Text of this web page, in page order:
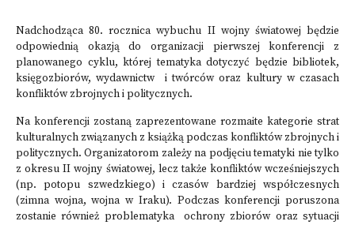
Nadchodząca 80. rocznica wybuchu II wojny światowej będzie
odpowiednią okazją do organizacji pierwszej konferencji z
planowanego cyklu, której tematyka dotyczyć będzie bibliotek,
księgozbiorów, wydawnictw i twórców oraz kultury w czasach
konfliktów zbrojnych i politycznych.
Na konferencji zostaną zaprezentowane rozmaite kategorie strat
kulturalnych związanych z książką podczas konfliktów zbrojnych i
politycznych. Organizatorom zależy na podjęciu tematyki nie tylko
z okresu II wojny światowej, lecz także konfliktów wcześniejszych
(np. potopu szwedzkiego) i czasów bardziej współczesnych
(zimna wojna, wojna w Iraku). Podczas konferencji poruszona
zostanie również problematyka ochrony zbiorów oraz sytuacji